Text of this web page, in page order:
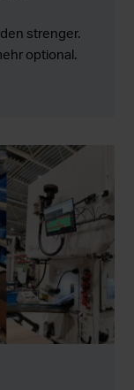
strenger.
optional.